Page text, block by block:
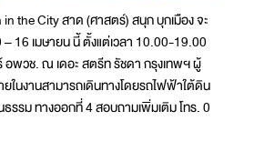
the City สาด (ศาสตร์) สนุก บุกเมือง จะ
16 เมษายน นี้ ตั้งแต่เวลา 10.00-19.00
พวช. ณ เดอะ สตรีท รัชดา กรุงเทพฯ ผู้
ในงานสามารถเดินทางโดยรถไฟฟ้าใต้ดิน
รม ทางออกที่ 4 สอบถามเพิ่มเติม โทร. 0